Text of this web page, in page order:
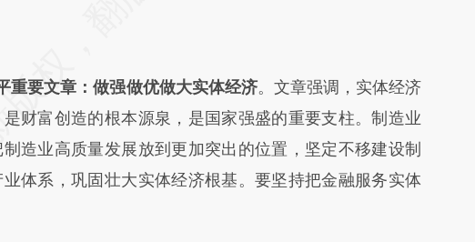
重要文章：做强做优做大实体经济。文章强调，实体经济
财富创造的根本源泉，是国家强盛的重要支柱。制造业
造业高质量发展放到更加突出的位置，坚定不移建设制
体系，巩固壮大实体经济根基。要坚持把金融服务实体